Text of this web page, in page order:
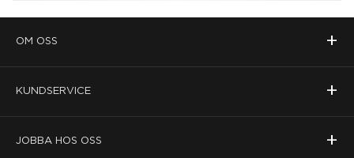
OM OSS +
KUNDSERVICE +
JOBBA HOS OSS +